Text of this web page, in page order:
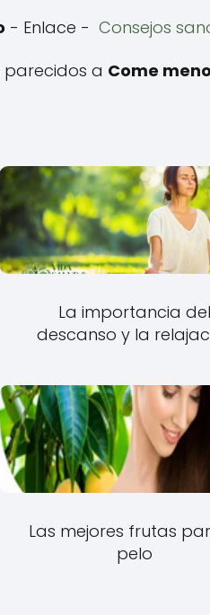
- Enlace - Consejos
parecidos a Come
La importancia del
descanso y la
Las mejores frutas
pelo